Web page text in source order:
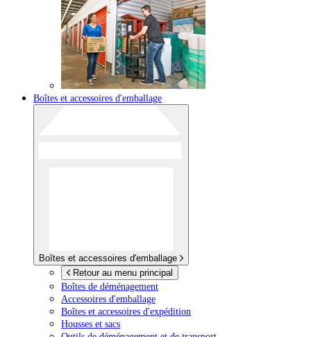
Boîtes et accessoires d'emballage
Boîtes et accessoires d'emballage
Retour au menu principal
Boîtes de déménagement
Accessoires d'emballage
Boîtes et accessoires d'expédition
Housses et sacs